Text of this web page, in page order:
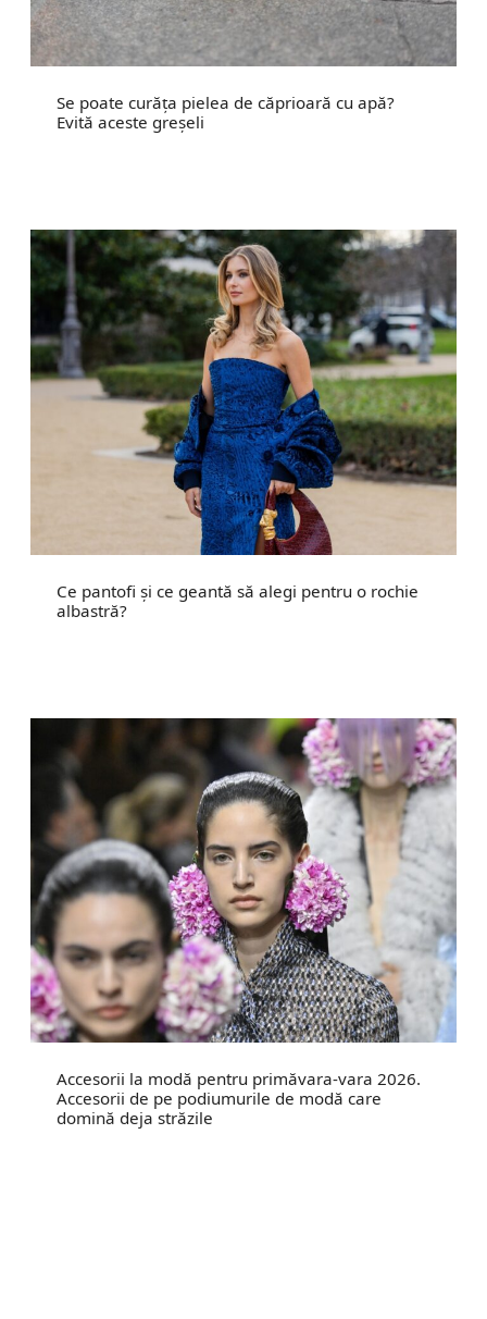
Se poate curăța pielea de căprioară cu apă?
Evită aceste greșeli
Ce pantofi și ce geantă să alegi pentru o rochie
albastră?
Accesorii la modă pentru primăvara-vara 2026.
Accesorii de pe podiumurile de modă care
domină deja străzile